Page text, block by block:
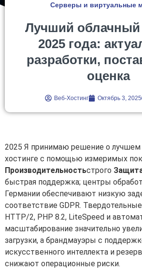
Серверы и виртуальные
Лучший облачный
2025 года:
разработки,
оценка
Веб-Хостинг Октябрь 3, 2025
2025 Я принимаю решение о лучшем
хостинге с помощью измеримых
Производительностьстрого
быстрая поддержка; центры
Германии обеспечивают низкую
соответствие GDPR.
HTTP/2, PHP 8.2, LiteSpeed и
масштабирование значительно
загрузки, а брандмауэры с
искусственного интеллекта и
снижают операционные риски.